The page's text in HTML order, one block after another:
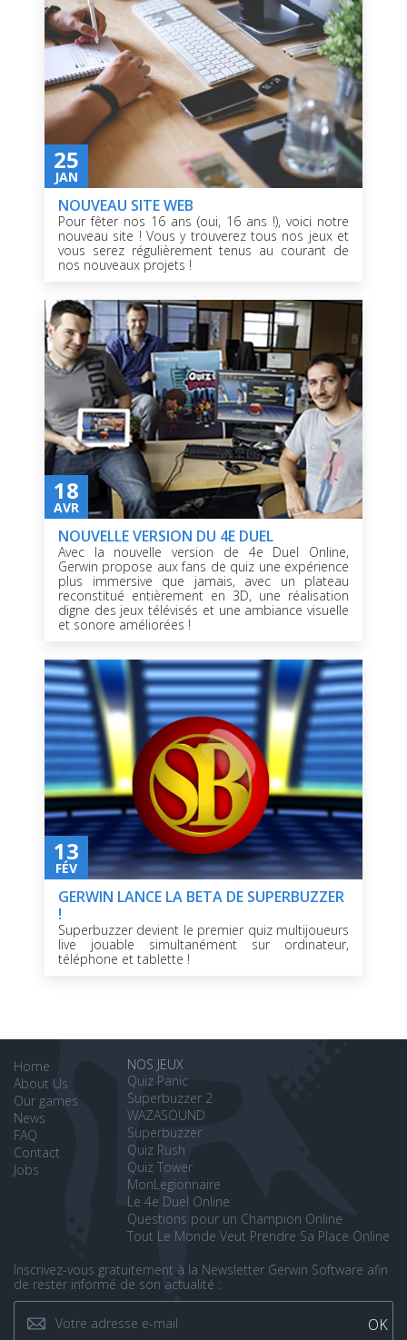
25
JAN
NOUVEAU SITE WEB
Pour fêter nos 16 ans (oui, 16 ans !), voici notre
nouveau site ! Vous y trouverez tous nos jeux et
vous serez régulièrement tenus au courant de
nos nouveaux projets !
18
AVR
NOUVELLE VERSION DU 4E DUEL
Avec la nouvelle version de 4e Duel Online,
Gerwin propose aux fans de quiz une expérience
plus immersive que jamais, avec un plateau
reconstitué entièrement en 3D, une réalisation
digne des jeux télévisés et une ambiance visuelle
et sonore améliorées !
13
FÉV
GERWIN LANCE LA BETA DE SUPERBUZZER
!
Superbuzzer devient le premier quiz multijoueurs
live jouable simultanément sur ordinateur,
téléphone et tablette !
Home
About Us
Our games
News
FAQ
Contact
Jobs
NOS JEUX
Quiz Panic
Superbuzzer 2
WAZASOUND
Superbuzzer
Quiz Rush
Quiz Tower
MonLegionnaire
Le 4e Duel Online
Questions pour un Champion Online
Tout Le Monde Veut Prendre Sa Place Online
Inscrivez-vous gratuitement à la Newsletter Gerwin Software afin
de rester informé de son actualité :